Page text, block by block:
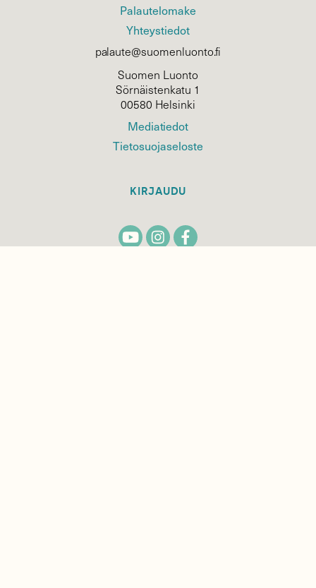
Palautelomake
Yhteystiedot
palaute@suomenluonto.fi
Suomen Luonto
Sörnäistenkatu 1
00580 Helsinki
Mediatiedot
Tietosuojaseloste
KIRJAUDU